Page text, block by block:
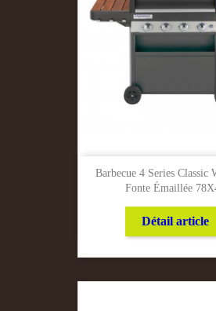
Barbecue 4 Series Classic
Fonte Émaillée
Détail article